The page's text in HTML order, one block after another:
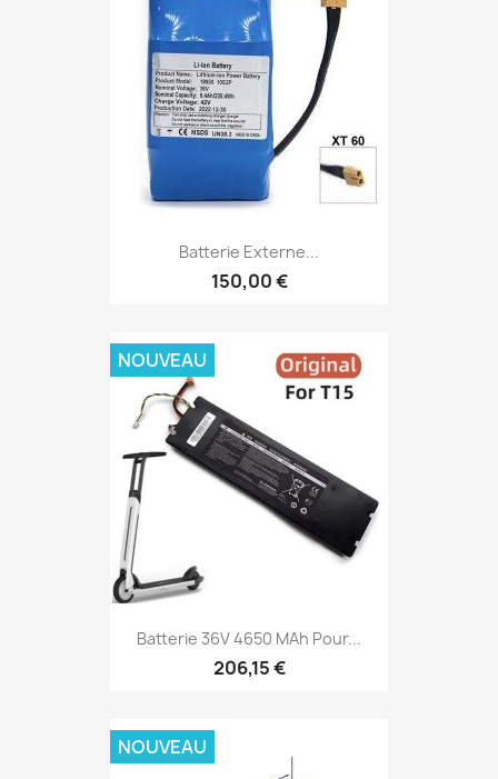
Batterie Externe...
150,00 €
Batterie 36V 4650 MAh Pour...
206,15 €
NOUVEAU
NOUVEAU